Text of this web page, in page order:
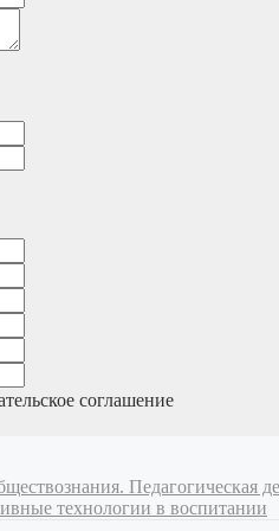
соглашение
Педагогическая
технологии в воспитании